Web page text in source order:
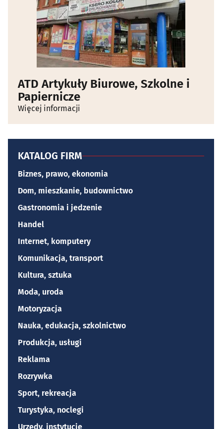
ATD Artykuły Biurowe, Szkolne i
Papiernicze
Więcej informacji
KATALOG FIRM
Biznes, prawo, ekonomia
Dom, mieszkanie, budownictwo
Gastronomia i jedzenie
Handel
Internet, komputery
Komunikacja, transport
Kultura, sztuka
Moda, uroda
Motoryzacja
Nauka, edukacja, szkolnictwo
Produkcja, usługi
Reklama
Rozrywka
Sport, rekreacja
Turystyka, noclegi
Urzędy, instytucje